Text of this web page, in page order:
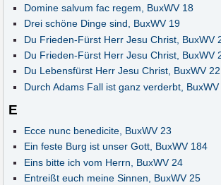
Domine salvum fac regem, BuxWV 18
Drei schöne Dinge sind, BuxWV 19
Du Frieden-Fürst Herr Jesu Christ, BuxWV
Du Frieden-Fürst Herr Jesu Christ, BuxWV
Du Lebensfürst Herr Jesu Christ, BuxWV 22
Durch Adams Fall ist ganz verderbt, BuxWV
E
Ecce nunc benedicite, BuxWV 23
Ein feste Burg ist unser Gott, BuxWV 184
Eins bitte ich vom Herrn, BuxWV 24
Entreißt euch meine Sinnen, BuxWV 25